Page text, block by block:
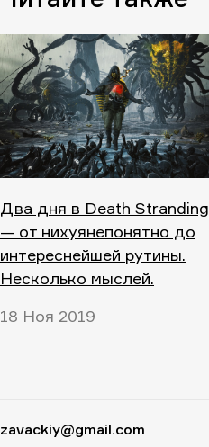
Два дня в Death Stranding
— от нихуянепонятно до
интереснейшей рутины.
Несколько мыслей.
18 Ноя 2019
zavackiy@gmail.com